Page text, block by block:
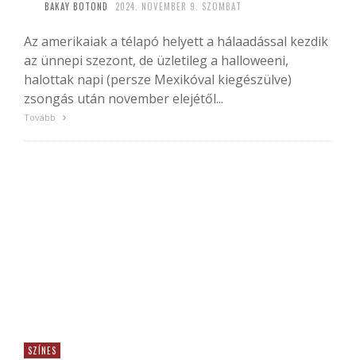
BAKAY BOTOND 2024. NOVEMBER 9. SZOMBAT
Az amerikaiak a télapó helyett a hálaadással kezdik
az ünnepi szezont, de üzletileg a halloweeni,
halottak napi (persze Mexikóval kiegészülve)
zsongás után november elejétől...
Tovább
SZÍNES